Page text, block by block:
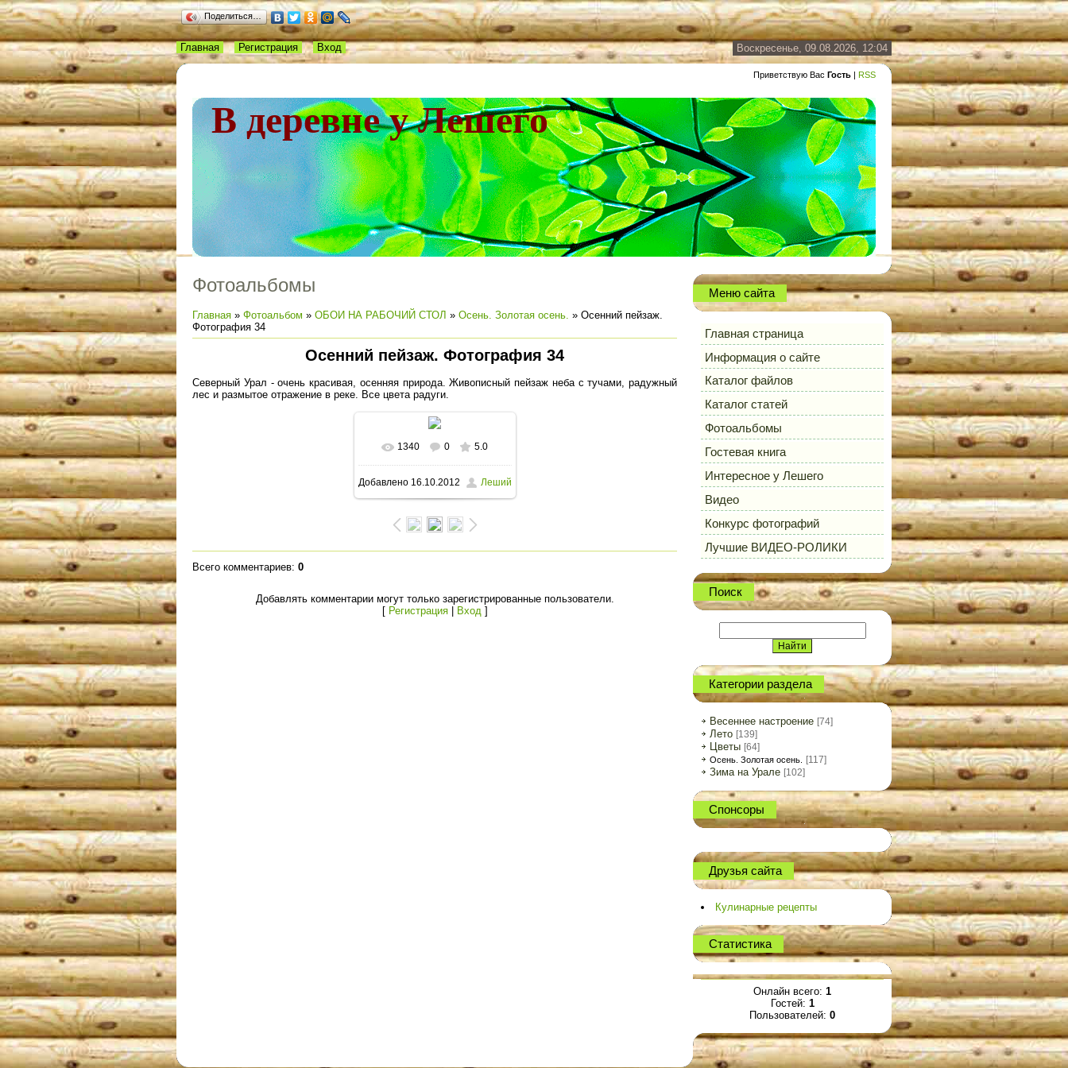
Поделиться…
Воскресенье, 09.08.2026, 12:04
Приветствую Вас Гость | RSS
В деревне у Лешего
Главная Регистрация Вход
Фотоальбомы
Главная » Фотоальбом » ОБОИ НА РАБОЧИЙ СТОЛ » Осень. Золотая осень. » Осенний пейзаж.
Фотография 34
Осенний пейзаж. Фотография 34
Северный Урал - очень красивая, осенняя природа. Живописный пейзаж неба с тучами, радужный
лес и размытое отражение в реке. Все цвета радуги.
В реальном размере
1600x1198/ 373.8Kb
1340 0 5.0
Добавлено16.10.2012 Леший
Всего комментариев: 0
Добавлять комментарии могут только зарегистрированные пользователи.
[ Регистрация| Вход ]
Меню сайта
Главная страница
Информация о сайте
Каталог файлов
Каталог статей
Фотоальбомы
Гостевая книга
Интересное у Лешего
Видео
Конкурс фотографий
Лучшие ВИДЕО-РОЛИКИ
Поиск
Категории раздела
Весеннее настроение [74]
Лето [139]
Цветы [64]
Осень. Золотая осень. [117]
Зима на Урале [102]
Спонсоры
Друзья сайта
Кулинарные рецепты
Статистика
Онлайн всего: 1
Гостей: 1
Пользователей: 0